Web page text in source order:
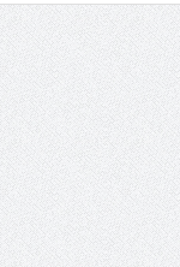
리시청서 특별한